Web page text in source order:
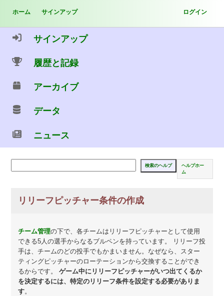
ホーム サインアップ ログイン
サインアップ
履歴と記録
アーカイブ
データ
ニュース
ヘルプホー
ム
リリーフピッチャー条件の作成
チーム管理の下で、各チームはリリーフピッチャーとして使用
できる5人の選手からなるブルペンを持っています。 リリーフ投
手は、チームのどの投手でもかまいません。なぜなら、スター
ティングピッチャーのローテーションから交換することができ
るからです。 ゲーム中にリリーフピッチャーがいつ出てくるか
を決定するには、特定のリリーフ条件を設定する必要がありま
す。